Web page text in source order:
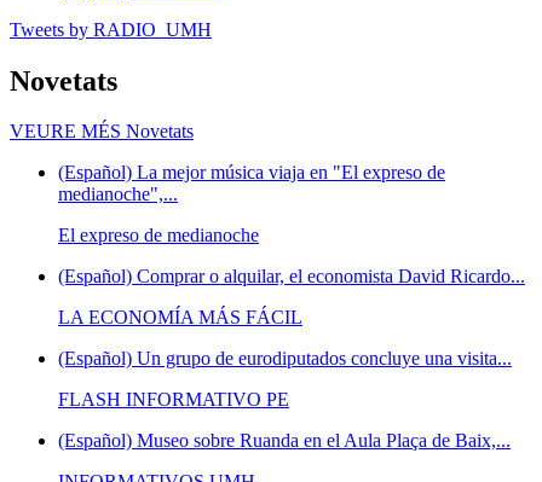
Tweets by RADIO_UMH
Novetats
VEURE MÉS Novetats
(Español) La mejor música viaja en "El expreso de
medianoche",...
El expreso de medianoche
(Español) Comprar o alquilar, el economista David Ricardo...
LA ECONOMÍA MÁS FÁCIL
(Español) Un grupo de eurodiputados concluye una visita...
FLASH INFORMATIVO PE
(Español) Museo sobre Ruanda en el Aula Plaça de Baix,...